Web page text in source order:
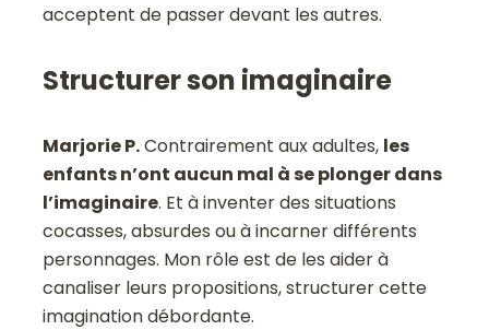
acceptent de passer devant les autres.
Structurer son imaginaire
Marjorie P.Contrairement aux adultes, les
enfants n’ont aucun mal à se plonger dans
l’imaginaire. Et à inventer des situations
cocasses, absurdes ou à incarner différents
personnages. Mon rôle est de les aider à
canaliser leurs propositions, structurer cette
imagination débordante.